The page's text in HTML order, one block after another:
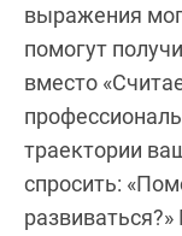
выражения
помогут
вместо
траектории
спросить: